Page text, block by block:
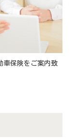
車保険をご案内致